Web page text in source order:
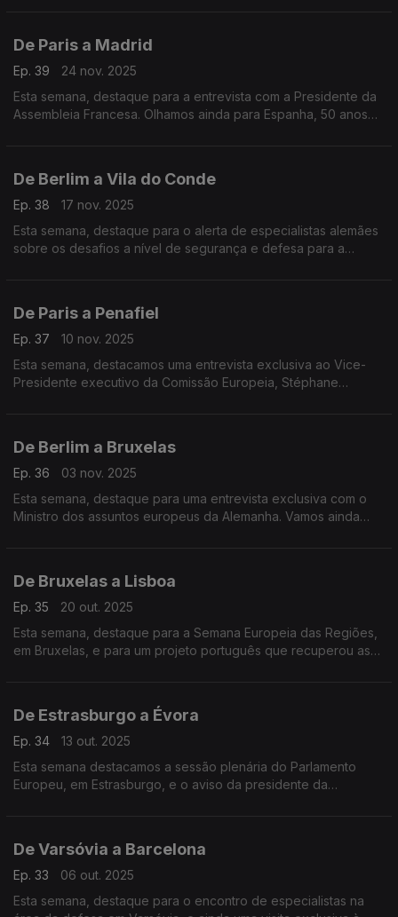
De Paris a Madrid
Ep. 39
24 nov. 2025
Esta semana, destaque para a entrevista com a Presidente da
Assembleia Francesa. Olhamos ainda para Espanha, 50 anos
De Berlim a Vila do Conde
Ep. 38
17 nov. 2025
Esta semana, destaque para o alerta de especialistas alemães
sobre os desafios a nível de segurança e defesa para a
De Paris a Penafiel
Ep. 37
10 nov. 2025
Esta semana, destacamos uma entrevista exclusiva ao Vice-
Presidente executivo da Comissão Europeia, Stéphane
De Berlim a Bruxelas
Ep. 36
03 nov. 2025
Esta semana, destaque para uma entrevista exclusiva com o
Ministro dos assuntos europeus da Alemanha. Vamos ainda
De Bruxelas a Lisboa
Ep. 35
20 out. 2025
Esta semana, destaque para a Semana Europeia das Regiões,
em Bruxelas, e para um projeto português que recuperou as
De Estrasburgo a Évora
Ep. 34
13 out. 2025
Esta semana destacamos a sessão plenária do Parlamento
Europeu, em Estrasburgo, e o aviso da presidente da
De Varsóvia a Barcelona
Ep. 33
06 out. 2025
Esta semana, destaque para o encontro de especialistas na